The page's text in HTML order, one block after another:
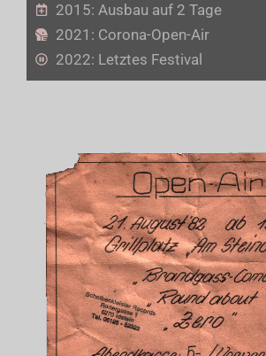
2015: Ausbau auf 2 Tage
2021: Corona-Open-Air
2022: Letztes Festival